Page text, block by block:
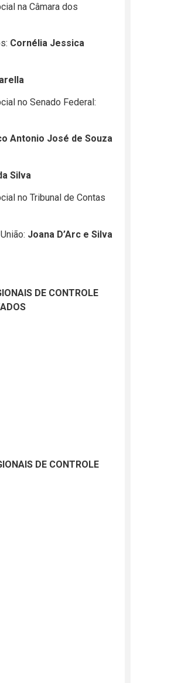
na Câmara dos
Cornélia Jessica
no Senado Federal:
Antonio José de Souza
Silva
no Tribunal de Contas
Joana D’Arc e Silva
DE CONTROLE
DE CONTROLE